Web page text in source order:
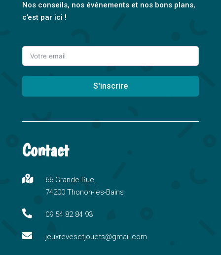
Nos conseils, nos événements et nos bons plans,
c’est par ici !
S'inscrire
l
e
n
a
i
e
Contact

66 Grande Rue,
74200 Thonon-les-Bains
 09 54 82 84 93
 jeuxrevesetjouets@gmail.com